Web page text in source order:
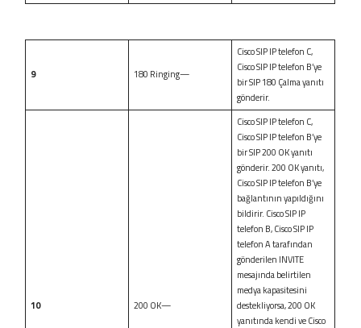
9 180 Ringing—
Cisco SIP IP telefon C,
Cisco SIP IP telefon B’ye
bir SIP 180 Çalma yanıtı
gönderir.
10 200 OK—
Cisco SIP IP telefon C,
Cisco SIP IP telefon B’ye
bir SIP 200 OK yanıtı
gönderir. 200 OK yanıtı,
Cisco SIP IP telefon B’ye
bağlantının yapıldığını
bildirir. Cisco SIP IP
telefon B, Cisco SIP IP
telefon A tarafından
gönderilen INVITE
mesajında belirtilen
medya kapasitesini
destekliyorsa, 200 OK
yanıtında kendi ve Cisco